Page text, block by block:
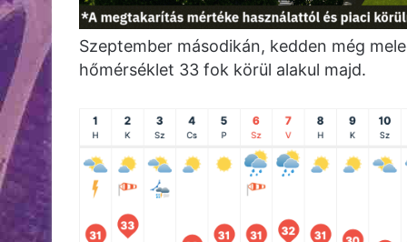
Szeptember másodikán, kedden még
hőmérséklet 33 fok körül alakul majd.